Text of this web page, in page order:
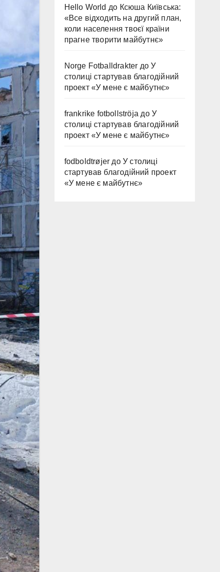
Hello World до Ксюша Київська:
«Все відходить на другий план,
коли населення твоєї країни
прагне творити майбутнє»
Norge Fotballdrakter доУ
столиці стартував благодійний
проект «У мене є майбутнє»
frankrike fotbollströja до У
столиці стартував благодійний
проект «У мене є майбутнє»
fodboldtrøjer до У столиці
стартував благодійний проект
«У мене є майбутнє»